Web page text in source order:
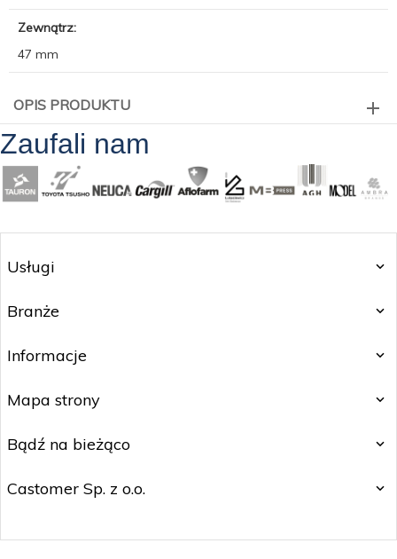
Zewnątrz:
47 mm
OPIS PRODUKTU
Zaufali nam
Usługi
Branże
Informacje
Mapa strony
Bądź na bieżąco
Castomer Sp. z o.o.